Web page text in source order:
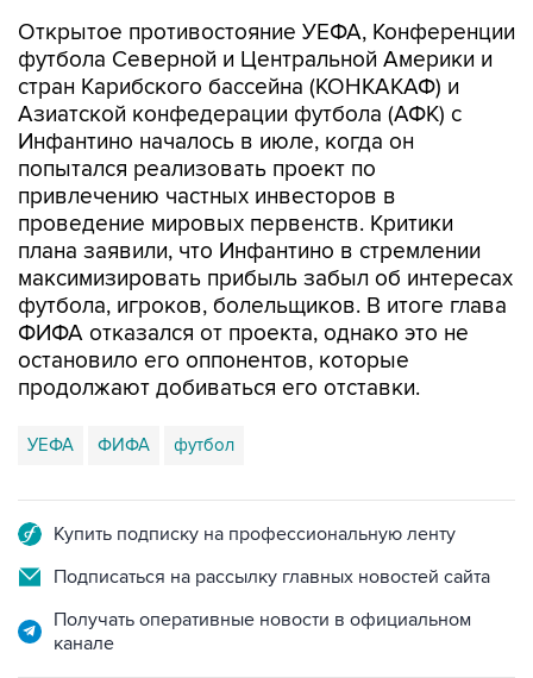
Открытое противостояние УЕФА, Конференции
футбола Северной и Центральной Америки и
стран Карибского бассейна (КОНКАКАФ) и
Азиатской конфедерации футбола (АФК) с
Инфантино началось в июле, когда он
попытался реализовать проект по
привлечению частных инвесторов в
проведение мировых первенств. Критики
плана заявили, что Инфантино в стремлении
максимизировать прибыль забыл об интересах
футбола, игроков, болельщиков. В итоге глава
ФИФА отказался от проекта, однако это не
остановило его оппонентов, которые
продолжают добиваться его отставки.
УЕФА ФИФА футбол
Купить подписку на профессиональную ленту
Подписаться на рассылку главных новостей сайта
Получать оперативные новости в официальном
канале